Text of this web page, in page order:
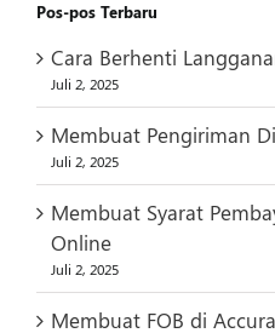
Pos-pos Terbaru
Cara Berhenti
Juli 2, 2025
Membuat Pengiriman
Juli 2, 2025
Membuat Syarat
Online
Juli 2, 2025
Membuat FOB di